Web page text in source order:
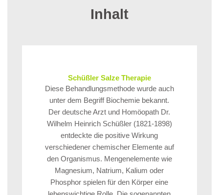
Inhalt
Schüßler Salze Therapie
Diese Behandlungsmethode wurde auch
unter dem Begriff Biochemie bekannt.
Der deutsche Arzt und Homöopath Dr.
Wilhelm Heinrich Schüßler (1821-1898)
entdeckte die positive Wirkung
verschiedener chemischer Elemente auf
den Organismus. Mengenelemente wie
Magnesium, Natrium, Kalium oder
Phosphor spielen für den Körper eine